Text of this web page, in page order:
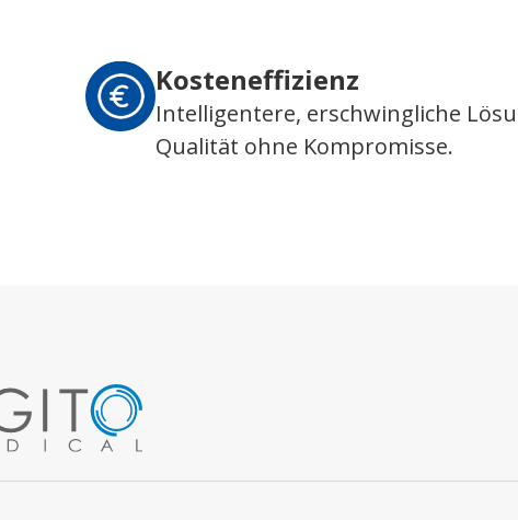
Kosteneffizienz
Intelligentere, erschwingliche
Qualität ohne Kompromisse.